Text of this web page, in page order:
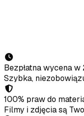
Wyślij zapytanie
Bezpłatna wycena w
Szybka,
100% praw do
Filmy i zdjęcia są